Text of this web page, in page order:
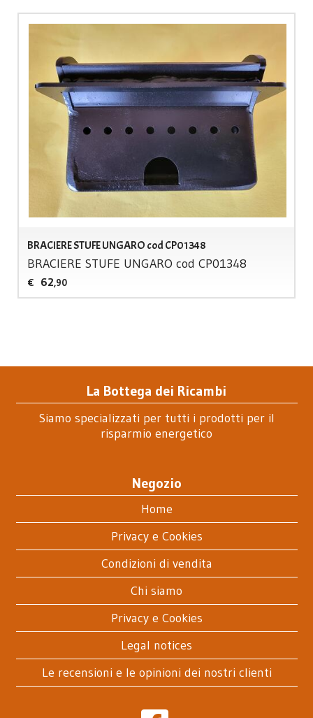
BRACIERE STUFE UNGARO cod CP01348
BRACIERE STUFE UNGARO cod CP01348
€ 62,90
La Bottega dei Ricambi
Siamo specializzati per tutti i prodotti per il
risparmio energetico
Negozio
Home
Privacy e Cookies
Condizioni di vendita
Chi siamo
Privacy e Cookies
Legal notices
Le recensioni e le opinioni dei nostri clienti